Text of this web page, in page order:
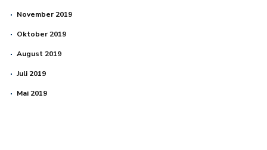
November 2019
Oktober 2019
August 2019
Juli 2019
Mai 2019